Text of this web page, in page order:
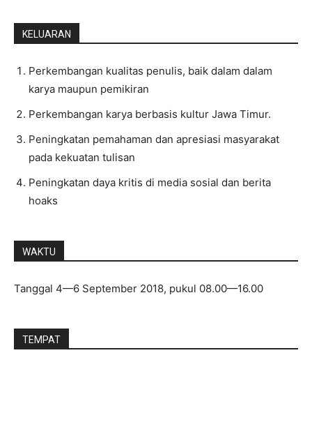
KELUARAN
Perkembangan kualitas penulis, baik dalam dalam
karya maupun pemikiran
Perkembangan karya berbasis kultur Jawa Timur.
Peningkatan pemahaman dan apresiasi masyarakat
pada kekuatan tulisan
Peningkatan daya kritis di media sosial dan berita
hoaks
WAKTU
Tanggal 4—6 September 2018, pukul 08.00—16.00
TEMPAT